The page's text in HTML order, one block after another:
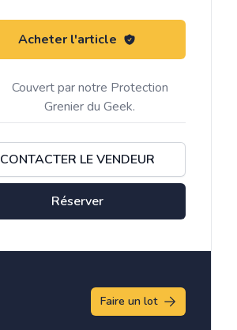
Acheter l'article
Couvert par notre Protection
Grenier du Geek.
CONTACTER LE VENDEUR
Réserver
Faire un lot